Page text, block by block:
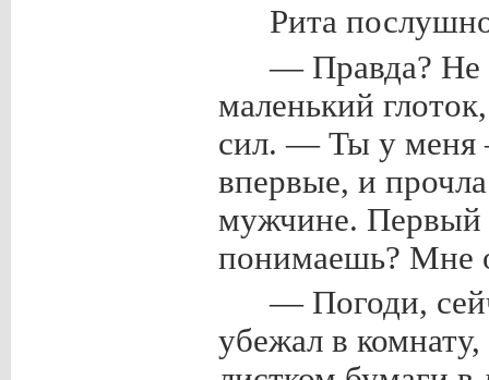
Рита
— Правда? Не
маленький
сил. — Ты у меня
впервые, и
мужчине. Первый
понимаешь? Мне
— Погоди,
убежал в